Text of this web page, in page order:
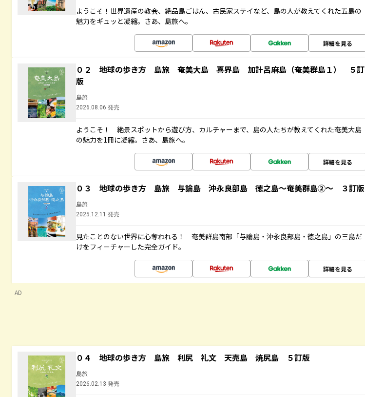
ようこそ！世界遺産の教会、絶品島ごはん、古民家ステイなど、島の人が教えてくれた五島の
魅力をギュッと凝縮。さあ、島旅へ。
詳細を見る
０２ 地球の歩き方 島旅 奄美大島 喜界島 加計呂麻島（奄美群島１） ５訂
版
島旅
2026.08.06 発売
ようこそ！ 絶景スポットから遊び方、カルチャーまで、島の人たちが教えてくれた奄美大島
の魅力を1冊に凝縮。さあ、島旅へ。
詳細を見る
０３ 地球の歩き方 島旅 与論島 沖永良部島 徳之島～奄美群島②～ ３訂版
島旅
2025.12.11 発売
見たことのない世界に心奪われる！ 奄美群島南部「与論島・沖永良部島・徳之島」の三島だ
けをフィーチャーした完全ガイド。
詳細を見る
AD
０４ 地球の歩き方 島旅 利尻 礼文 天売島 焼尻島 ５訂版
島旅
2026.02.13 発売